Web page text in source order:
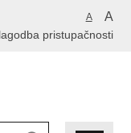
A A
pristupačnosti